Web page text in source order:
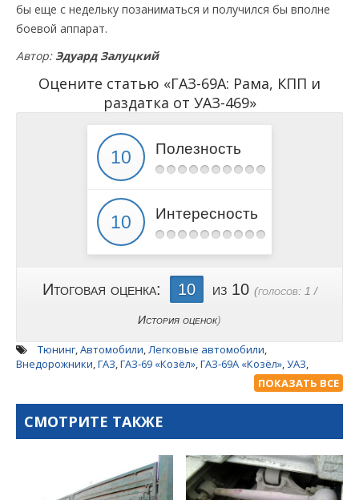
бы еще с недельку позаниматься и получился бы вполне
боевой аппарат.
Автор: Эдуард Залуцкий
Оцените статью «ГАЗ-69А: Рама, КПП и
раздатка от УАЗ-469»
Полезность
Интересность
Итоговая оценка: 10 из 10 (голосов: 1 /
История оценок)
Тюнинг,Автомобили,Легковые автомобили,
Внедорожники,ГАЗ,ГАЗ-69 «Козёл»,ГАЗ-69А «Козёл»,УАЗ,
,Раздатка,Рама
Двигатель ЗМЗ-402,
Двигатель ЗМЗ-24,Раздатка УАЗ-469 «Козёл»,4-х ступенчатая
КПП УАЗ-469
ПОКАЗАТЬ ВСЕ
СМОТРИТЕ ТАКЖЕ